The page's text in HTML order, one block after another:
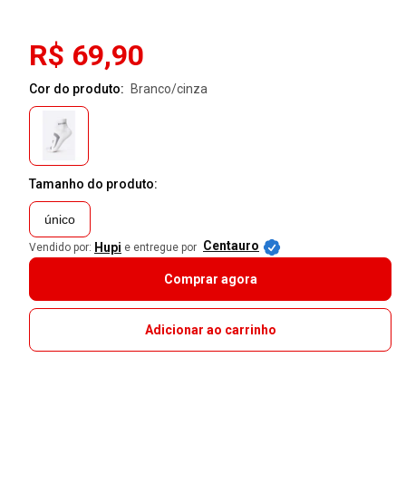
R$ 69,90
Cor do produto: branco/cinza
Tamanho do produto:
único
Vendido por: Hupi e entregue por Centauro
Comprar agora
Adicionar ao carrinho